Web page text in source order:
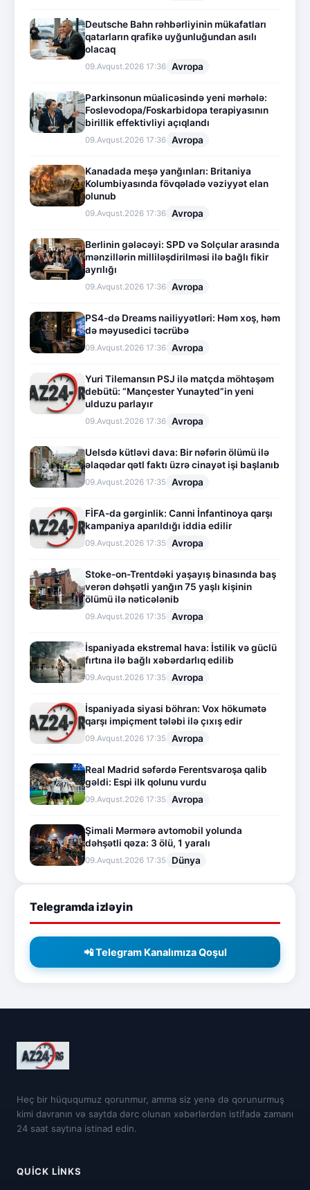
Deutsche Bahn rəhbərliyinin mükafatları
qatarların qrafikə uyğunluğundan asılı
olacaq
09.Avqust.2026 17:36 Avropa
Parkinsonun müalicəsində yeni mərhələ:
Foslevodopa/Foskarbidopa terapiyasının
birillik effektivliyi açıqlandı
09.Avqust.2026 17:36 Avropa
Kanadada meşə yanğınları: Britaniya
Kolumbiyasında fövqəladə vəziyyət elan
olunub
09.Avqust.2026 17:36 Avropa
Berlinin gələcəyi: SPD və Solçular arasında
mənzillərin milliləşdirilməsi ilə bağlı fikir
ayrılığı
09.Avqust.2026 17:36 Avropa
PS4-də Dreams nailiyyətləri: Həm xoş, həm
də məyusedici təcrübə
09.Avqust.2026 17:36 Avropa
Yuri Tilemansın PSJ ilə matçda möhtəşəm
debütü: “Mançester Yunayted”in yeni
ulduzu parlayır
09.Avqust.2026 17:36 Avropa
Uelsdə kütləvi dava: Bir nəfərin ölümü ilə
əlaqədar qətl faktı üzrə cinayət işi başlanıb
09.Avqust.2026 17:35 Avropa
FİFA-da gərginlik: Canni İnfantinoya qarşı
kampaniya aparıldığı iddia edilir
09.Avqust.2026 17:35 Avropa
Stoke-on-Trentdəki yaşayış binasında baş
verən dəhşətli yanğın 75 yaşlı kişinin
ölümü ilə nəticələnib
09.Avqust.2026 17:35 Avropa
İspaniyada ekstremal hava: İstilik və güclü
fırtına ilə bağlı xəbərdarlıq edilib
09.Avqust.2026 17:35 Avropa
İspaniyada siyasi böhran: Vox hökumətə
qarşı impiçment tələbi ilə çıxış edir
09.Avqust.2026 17:35 Avropa
Real Madrid səfərdə Ferentsvaroşa qalib
gəldi: Espi ilk qolunu vurdu
09.Avqust.2026 17:35 Avropa
Şimali Mərmərə avtomobil yolunda
dəhşətli qəza: 3 ölü, 1 yaralı
09.Avqust.2026 17:35 Dünya
Telegramda izləyin
📲 Telegram Kanalımıza Qoşul
Heç bir hüququmuz qorunmur, amma siz yenə də qorunurmuş
kimi davranın və saytda dərc olunan xəbərlərdən istifadə zamanı
24 saat saytına istinad edin.
QUICK LINKS